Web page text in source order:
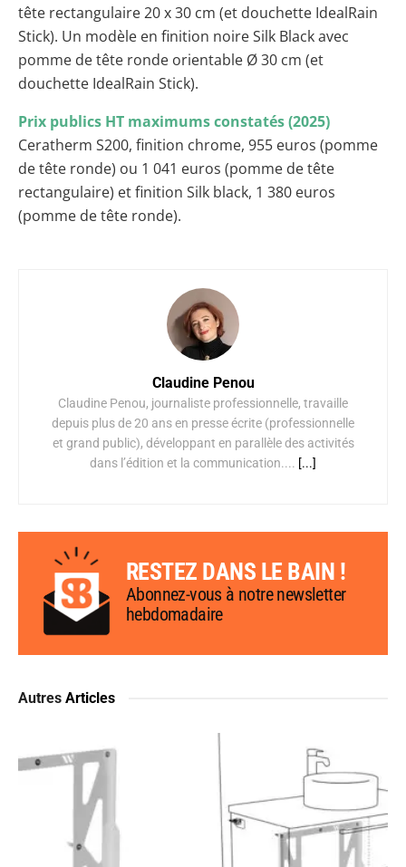
tête rectangulaire 20 x 30 cm (et douchette IdealRain
Stick). Un modèle en finition noire Silk Black avec
pomme de tête ronde orientable Ø 30 cm (et
douchette IdealRain Stick).
Prix publics HT maximums constatés (2025)
Ceratherm S200, finition chrome, 955 euros (pomme
de tête ronde) ou 1 041 euros (pomme de tête
rectangulaire) et finition Silk black, 1 380 euros
(pomme de tête ronde).
Claudine Penou
Claudine Penou, journaliste professionnelle, travaille
depuis plus de 20 ans en presse écrite (professionnelle
et grand public), développant en parallèle des activités
dans l’édition et la communication.... [...]
RESTEZ DANS LE BAIN !
Abonnez-vous à notre newsletter
hebdomadaire
Autres Articles